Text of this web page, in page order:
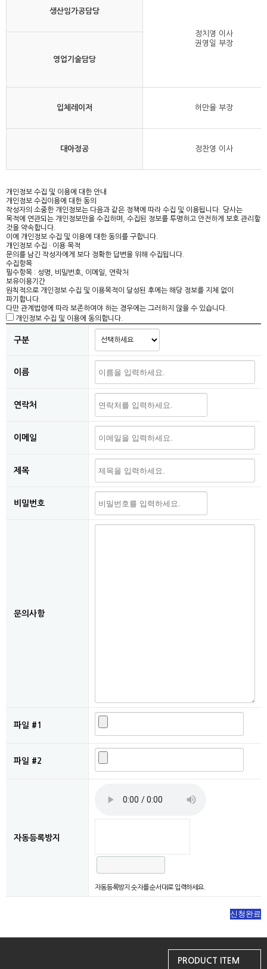
생산임가공담당
정치영 이사
권영일 부장
영업기술담당
입체레이저 허만율 부장
대아정공 정찬영 이사
개인정보 수집 및 이용에 대한 안내
개인정보 수집이용에 대한 동의
작성자의 소중한 개인정보는 다음과 같은 정책에 따라 수집 및 이용됩니다. 당사는
목적에 연관되는 개인정보만을 수집하며, 수집된 정보를 투명하고 안전하게 보호 관리할
것을 약속합니다.
이에 개인정보 수집 및 이용에 대한 동의를 구합니다.
개인정보 수집 · 이용 목적
문의를 남긴 작성자에게 보다 정확한 답변을 위해 수집됩니다.
수집항목
필수항목 : 성명, 비밀번호, 이메일, 연락처
보유이용기간
원칙적으로 개인정보 수집 및 이용목적이 달성된 후에는 해당 정보를 지체 없이
파기합니다.
다만 관계법령에 따라 보존하여야 하는 경우에는 그러하지 않을 수 있습니다.
개인정보 수집 및 이용에 동의합니다.
구분
이름
연락처
이메일
제목
비밀번호
문의사항
파일 #1
파일 #2
자동등록방지
자동등록방지 숫자를 순서대로 입력하세요.
PRODUCT ITEM